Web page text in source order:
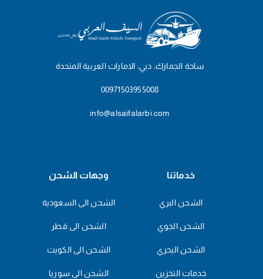
ساحة الجمارك، دبي، الامارات العربية المتحدة
00971503955008
info@alsaifalarbi.com
خدماتنا
الشحن البري
الشحن الجوي
الشحن البحري
خدمات التخزين
وجهات الشحن
الشحن الى السعودية
الشحن الى قطر
الشحن الى الكويت
الشحن الى سوريا